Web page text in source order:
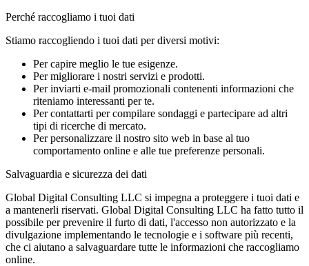
Perché raccogliamo i tuoi dati
Stiamo raccogliendo i tuoi dati per diversi motivi:
Per capire meglio le tue esigenze.
Per migliorare i nostri servizi e prodotti.
Per inviarti e-mail promozionali contenenti informazioni che
riteniamo interessanti per te.
Per contattarti per compilare sondaggi e partecipare ad altri
tipi di ricerche di mercato.
Per personalizzare il nostro sito web in base al tuo
comportamento online e alle tue preferenze personali.
Salvaguardia e sicurezza dei dati
Global Digital Consulting LLC si impegna a proteggere i tuoi dati e
a mantenerli riservati. Global Digital Consulting LLC ha fatto tutto il
possibile per prevenire il furto di dati, l'accesso non autorizzato e la
divulgazione implementando le tecnologie e i software più recenti,
che ci aiutano a salvaguardare tutte le informazioni che raccogliamo
online.